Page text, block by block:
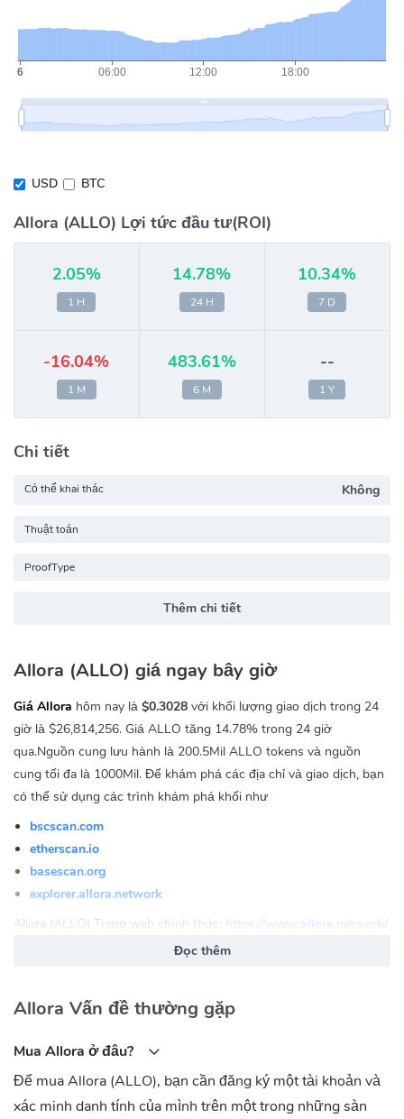
USD BTC
Allora (ALLO) Lợi tức đầu tư(ROI)
2.05%
1 H
14.78%
24 H
10.34%
7 D
-16.04%
1 M
483.61%
6 M
--
1 Y
Chi tiết
Có thể khai thác Không
Thuật toán
ProofType
Thêm chi tiết
Allora (ALLO) giá ngay bây giờ
Giá Allora hôm nay là $0.3028 với khối lượng giao dịch trong 24
giờ là $26,814,256. Giá ALLO tăng 14.78% trong 24 giờ
qua.Nguồn cung lưu hành là 200.5Mil ALLO tokens và nguồn
cung tối đa là 1000Mil. Để khám phá các địa chỉ và giao dịch, bạn
có thể sử dụng các trình khám phá khối như
bscscan.com
etherscan.io
basescan.org
explorer.allora.network
Allora (ALLO) Trang web chính thức: https://www.allora.network/
Allora (ALLO) Cộng đồng
Discord:https://discord.com/invite/allora
Telegram: https://t.me/alloranetworkannouncements
Allora (ALLO) Hợp đồng
Đọc thêm
Allora Vấn đề thường gặp
Mua Allora ở đâu?
Để mua Allora (ALLO), bạn cần đăng ký một tài khoản và
xác minh danh tính của mình trên một trong những sàn